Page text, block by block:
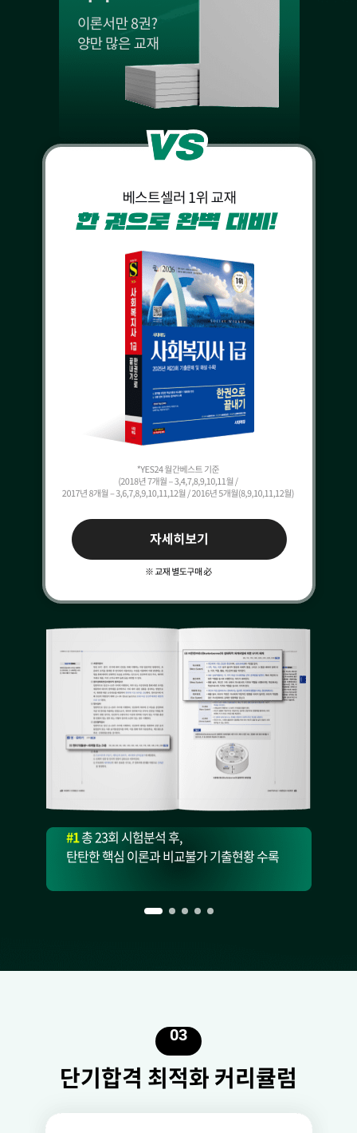
#1총 23회 시험분석 후,
탄탄한 핵심 이론과 비교불가 기출현황 수록
03
단기합격 최적화 커리큘럼